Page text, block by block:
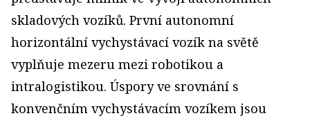
skladových vozíků. První autonomní
horizontální vychystávací vozík na světě
vyplňuje mezeru mezi robotikou a
intralogistikou. Úspory ve srovnání s
konvenčním vychystávacím vozíkem jsou